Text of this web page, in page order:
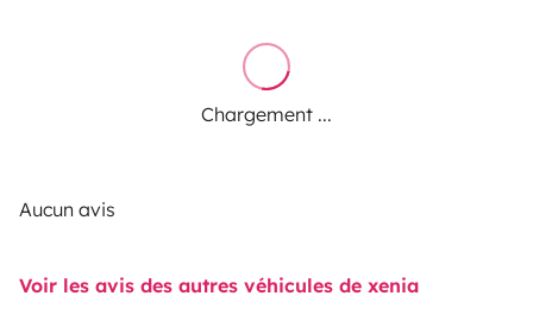
Chargement ...
Aucun avis
Voir les avis des autres véhicules de xenia